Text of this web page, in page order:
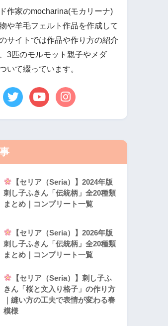
作家のmocharina(モカリーナ)
や羊毛フェルト作品を作成して
サイトでは作品や作り方の紹介
3匹のモルモット親子やメダ
いて綴っています。
【セリア（Seria）】2024年版
刺し子ふきん「伝統柄」全20種類
まとめ｜コンプリート一覧
【セリア（Seria）】2026年版
刺し子ふきん「伝統柄」全20種類
まとめ｜コンプリート一覧
【セリア（Seria）】刺し子ふ
きん「桜と文入り格子」の作り方
｜縫い方の工夫で表情が変わる春
模様